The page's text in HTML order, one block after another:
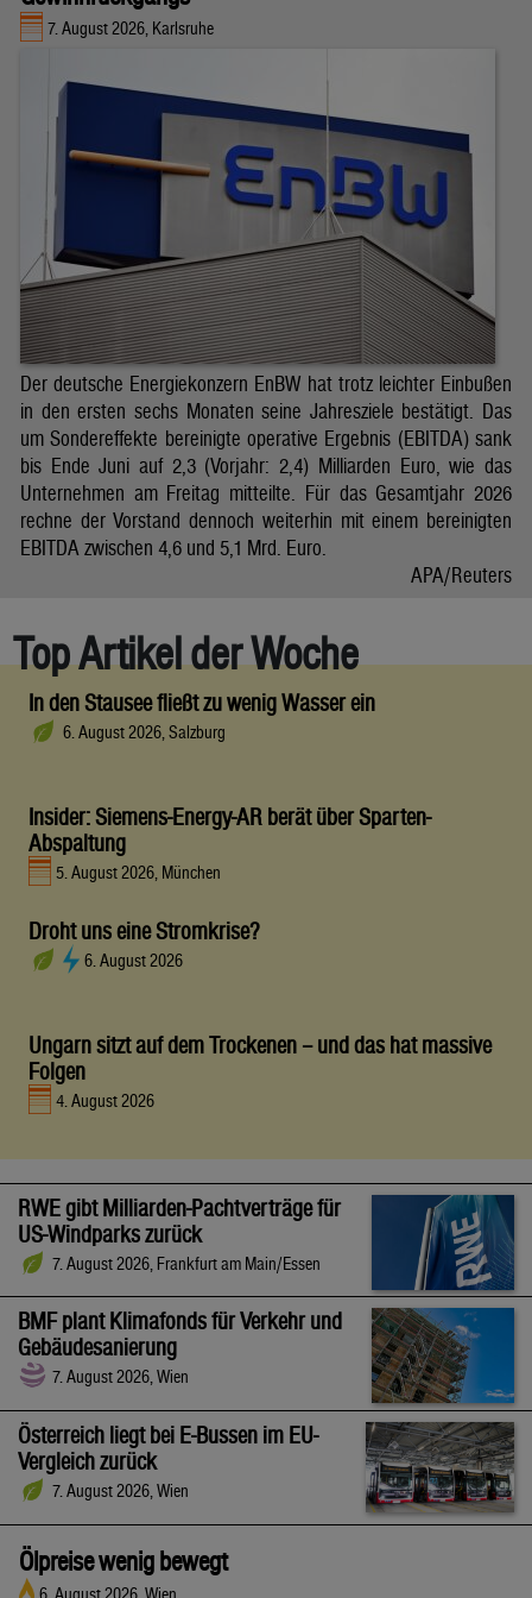
7. August 2026, Karlsruhe
Der deutsche Energiekonzern EnBW hat trotz leichter Einbußen
in den ersten sechs Monaten seine Jahresziele bestätigt. Das
um Sondereffekte bereinigte operative Ergebnis (EBITDA) sank
bis Ende Juni auf 2,3 (Vorjahr: 2,4) Milliarden Euro, wie das
Unternehmen am Freitag mitteilte. Für das Gesamtjahr 2026
rechne der Vorstand dennoch weiterhin mit einem bereinigten
EBITDA zwischen 4,6 und 5,1 Mrd. Euro.
APA/Reuters
Top Artikel der Woche
In den Stausee fließt zu wenig Wasser ein
6. August 2026, Salzburg
Insider: Siemens-Energy-AR berät über Sparten-
Abspaltung
5. August 2026, München
Droht uns eine Stromkrise?
6. August 2026
Ungarn sitzt auf dem Trockenen – und das hat massive
Folgen
4. August 2026
RWE gibt Milliarden-Pachtverträge für
US-Windparks zurück
7. August 2026, Frankfurt am Main/Essen
BMF plant Klimafonds für Verkehr und
Gebäudesanierung
7. August 2026, Wien
Österreich liegt bei E-Bussen im EU-
Vergleich zurück
7. August 2026, Wien
Ölpreise wenig bewegt